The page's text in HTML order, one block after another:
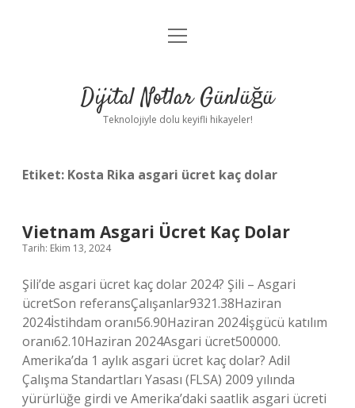
Anasayfa
Yasal Uyarı
menüyü
Dijital Notlar Günlüğü
Teknolojiyle dolu keyifli hikayeler!
Etiket: Kosta Rika asgari ücret kaç dolar
Vietnam Asgari Ücret Kaç Dolar
Tarih: Ekim 13, 2024
Şili’de asgari ücret kaç dolar 2024? Şili – Asgari
ücretSon referansÇalışanlar9321.38Haziran
2024İstihdam oranı56.90Haziran 2024İşgücü katılım
oranı62.10Haziran 2024Asgari ücret500000.
Amerika’da 1 aylık asgari ücret kaç dolar? Adil
Çalışma Standartları Yasası (FLSA) 2009 yılında
yürürlüğe girdi ve Amerika’daki saatlik asgari ücreti